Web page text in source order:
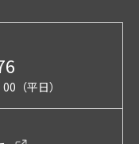
（平日）